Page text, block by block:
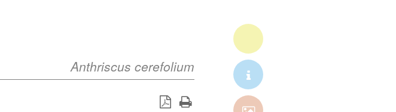
Anthriscus cerefolium